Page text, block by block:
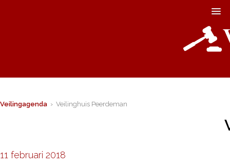
Veilingagenda › Veilinghuis Peerdeman
11 februari 2018